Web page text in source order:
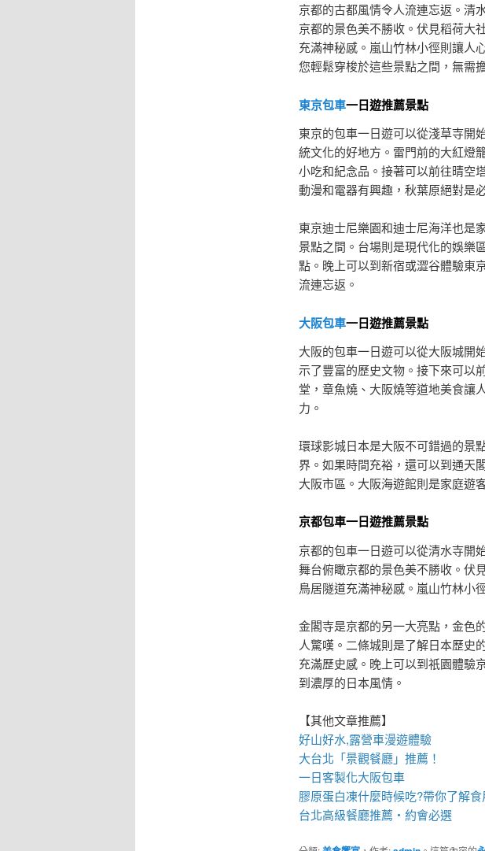
京都的古都風情令人流連忘返。清
京都的景色美不勝收。伏見稻荷大
充滿神秘感。嵐山竹林小徑則讓人
您輕鬆穿梭於這些景點之間，無需
東京包車一日遊推薦景點
東京的包車一日遊可以從淺草寺開
統文化的好地方。雷門前的大紅燈
小吃和紀念品。接著可以前往晴空
動漫和電器有興趣，秋葉原絕對是
東京迪士尼樂園和迪士尼海洋也是
景點之間。台場則是現代化的娛樂
點。晚上可以到新宿或澀谷體驗東
流連忘返。
大阪包車一日遊推薦景點
大阪的包車一日遊可以從大阪城開
示了豐富的歷史文物。接下來可以
堂，章魚燒、大阪燒等道地美食讓
力。
環球影城日本是大阪不可錯過的景
界。如果時間充裕，還可以到通天
大阪市區。大阪海遊館則是家庭遊
京都包車一日遊推薦景點
京都的包車一日遊可以從清水寺開
舞台俯瞰京都的景色美不勝收。伏
鳥居隧道充滿神秘感。嵐山竹林小
金閣寺是京都的另一大亮點，金色
人驚嘆。二條城則是了解日本歷史
充滿歷史感。晚上可以到祇園體驗
到濃厚的日本風情。
【其他文章推薦】
好山好水,露營車漫遊體驗
大台北「景觀餐廳」推薦！
一日客製化大阪包車
膠原蛋白凍什麼時候吃?帶你了解
台北高級餐廳推薦・約會必選